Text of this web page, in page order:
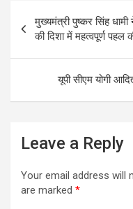
b
o
o
er
navigation
मुख्यमंत्री पुष्कर सिंह
की दिशा में महत्वपूर्ण पहल
यूपी सीएम योगी
Leave a Reply
Your email address will
are marked *